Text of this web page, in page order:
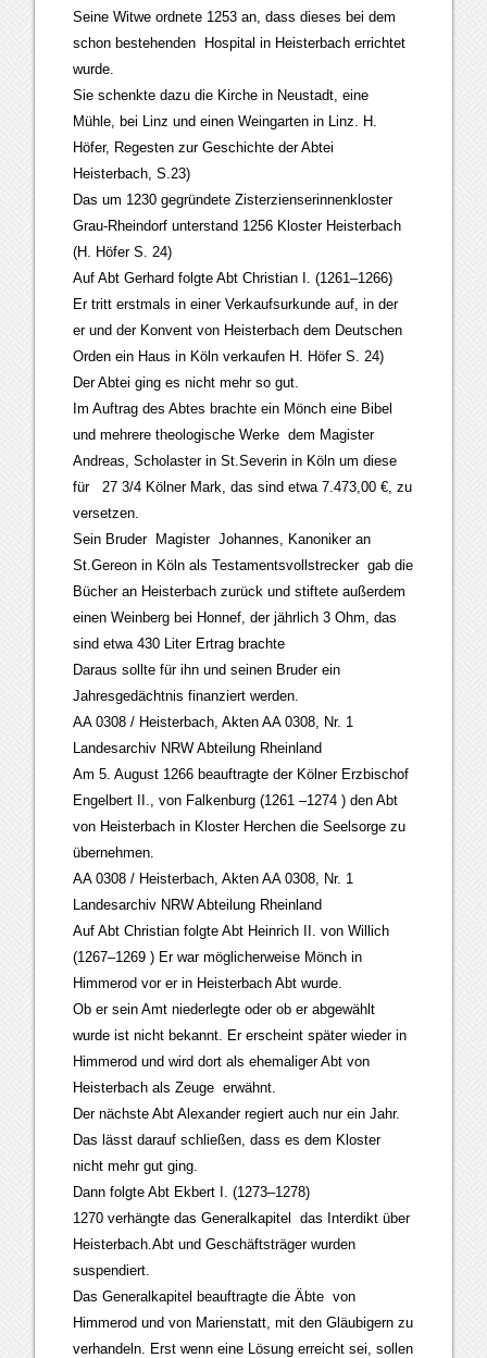
Seine Witwe ordnete 1253 an, dass dieses bei dem
schon bestehenden Hospital in Heisterbach errichtet
wurde.
Sie schenkte dazu die Kirche in Neustadt, eine
Mühle, bei Linz und einen Weingarten in Linz. H.
Höfer, Regesten zur Geschichte der Abtei
Heisterbach, S.23)
Das um 1230 gegründete Zisterzienserinnenkloster
Grau-Rheindorf unterstand 1256 Kloster Heisterbach
(H. Höfer S. 24)
Auf Abt Gerhard folgte Abt Christian I. (1261–1266)
Er tritt erstmals in einer Verkaufsurkunde auf, in der
er und der Konvent von Heisterbach dem Deutschen
Orden ein Haus in Köln verkaufen H. Höfer S. 24)
Der Abtei ging es nicht mehr so gut.
Im Auftrag des Abtes brachte ein Mönch eine Bibel
und mehrere theologische Werke dem Magister
Andreas, Scholaster in St.Severin in Köln um diese
für 27 3/4 Kölner Mark, das sind etwa 7.473,00 €, zu
versetzen.
Sein Bruder Magister Johannes, Kanoniker an
St.Gereon in Köln als Testamentsvollstrecker gab die
Bücher an Heisterbach zurück und stiftete außerdem
einen Weinberg bei Honnef, der jährlich 3 Ohm, das
sind etwa 430 Liter Ertrag brachte
Daraus sollte für ihn und seinen Bruder ein
Jahresgedächtnis finanziert werden.
AA 0308 / Heisterbach, Akten AA 0308, Nr. 1
Landesarchiv NRW Abteilung Rheinland
Am 5. August 1266 beauftragte der Kölner Erzbischof
Engelbert II., von Falkenburg (1261 –1274 ) den Abt
von Heisterbach in Kloster Herchen die Seelsorge zu
übernehmen.
AA 0308 / Heisterbach, Akten AA 0308, Nr. 1
Landesarchiv NRW Abteilung Rheinland
Auf Abt Christian folgte Abt Heinrich II. von Willich
(1267–1269 ) Er war möglicherweise Mönch in
Himmerod vor er in Heisterbach Abt wurde.
Ob er sein Amt niederlegte oder ob er abgewählt
wurde ist nicht bekannt. Er erscheint später wieder in
Himmerod und wird dort als ehemaliger Abt von
Heisterbach als Zeuge erwähnt.
Der nächste Abt Alexander regiert auch nur ein Jahr.
Das lässt darauf schließen, dass es dem Kloster
nicht mehr gut ging.
Dann folgte Abt Ekbert I. (1273–1278)
1270 verhängte das Generalkapitel das Interdikt über
Heisterbach.Abt und Geschäftsträger wurden
suspendiert.
Das Generalkapitel beauftragte die Äbte von
Himmerod und von Marienstatt, mit den Gläubigern zu
verhandeln. Erst wenn eine Lösung erreicht sei, sollen